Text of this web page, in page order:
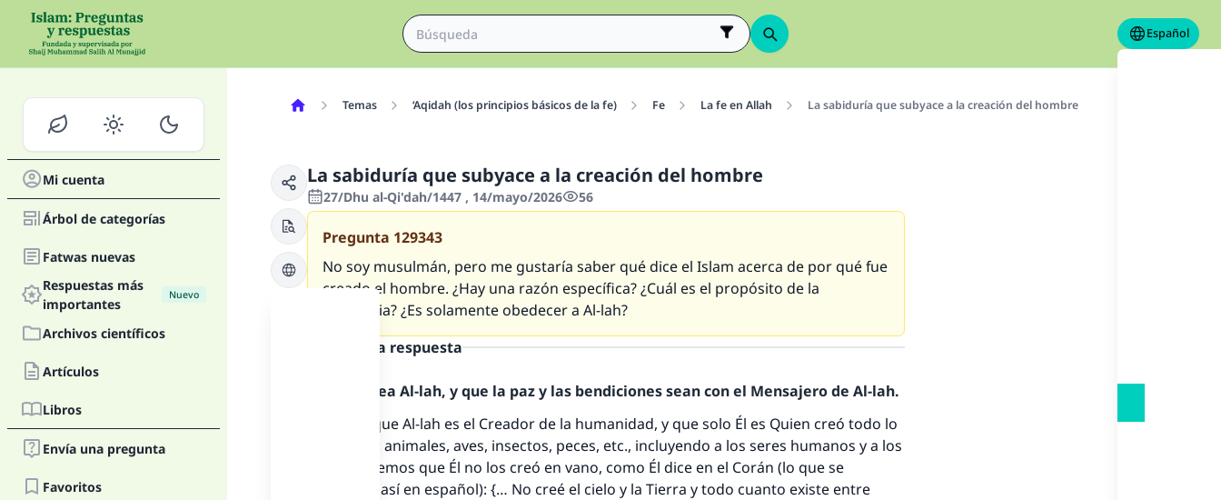
Español
Mi cuenta
Árbol de categorías
Fatwas nuevas
Respuestas más
importantes
Nuevo
Archivos científicos
Artículos
Libros
Envía una pregunta
Favoritos
Temas ‘Aqidah (los principios básicos de la fe) Fe La fe en Allah La sabiduría que subyace a la creación del hombre
La sabiduría que subyace a la creación del hombre
27/Dhu al-Qi'dah/1447 , 14/mayo/2026 56
Pregunta 129343
No soy musulmán, pero me gustaría saber qué dice el Islam acerca de por qué fue
creado el hombre. ¿Hay una razón específica? ¿Cuál es el propósito de la
existencia? ¿Es solamente obedecer a Al-lah?
Texto de la respuesta
Alabado sea Al-lah, y que la paz y las bendiciones sean con el Mensajero de Al-lah.
Creemos que Al-lah es el Creador de la humanidad, y que solo Él es Quien creó todo lo
que existe: animales, aves, insectos, peces, etc., incluyendo a los seres humanos y a los
. Y creemos que Él no los creó en vano, como Él dice en el Corán (lo que se
interpreta así en español): {… No creé el cielo y la Tierra y todo cuanto existe entre